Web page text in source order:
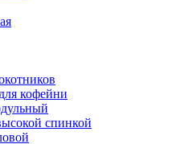
кофейни
спинкой